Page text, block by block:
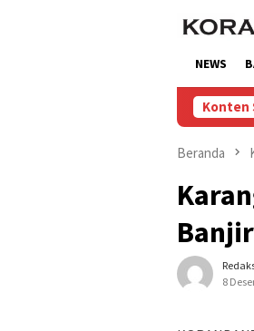
NEWS
Konten
Beranda
Banjir
8